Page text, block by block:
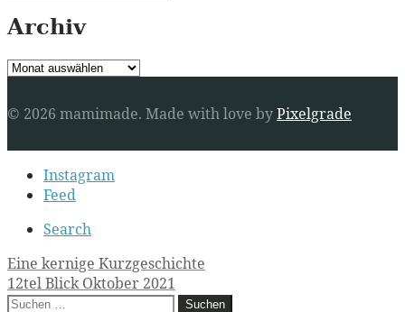
Archiv
Archiv
© 2026 mamimade. Made with love byPixelgrade
Secondary
navigationInstagram
Feed
Search
Post
navigation
Eine kernige Kurzgeschichte
12tel Blick Oktober 2021
Suchen